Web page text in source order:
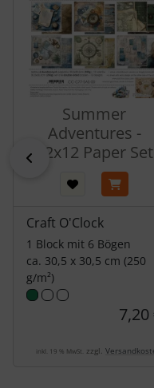
zurück
Summer
Adventures -
12x12 Paper Set
Craft O'Clock
1 Block mit 6 Bögen
ca. 30,5 x 30,5 cm (250
g/m²)
7,20
inkl. 19 % MwSt. zzgl.